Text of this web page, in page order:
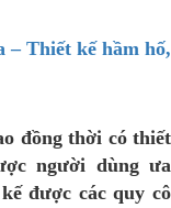
– Thiết kế hầm hố,
đồng thời có thiết
người dùng ưa
được các quy cô